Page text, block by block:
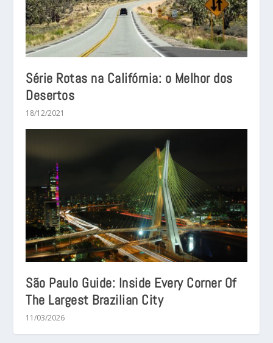
Série Rotas na Califórnia: o Melhor dos
Desertos
18/12/2021
São Paulo Guide: Inside Every Corner Of
The Largest Brazilian City
11/03/2026